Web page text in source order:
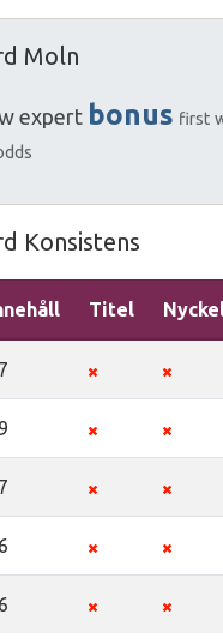
Moln
expert bonus first
Konsistens
Titel